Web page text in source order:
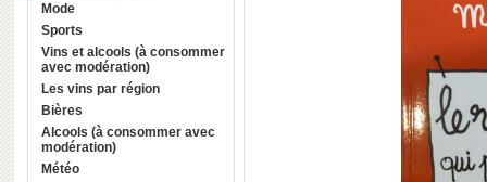
Mode
Sports
Vins et alcools (à consommer
avec modération)
Les vins par région
Bières
Alcools (à consommer avec
modération)
Météo